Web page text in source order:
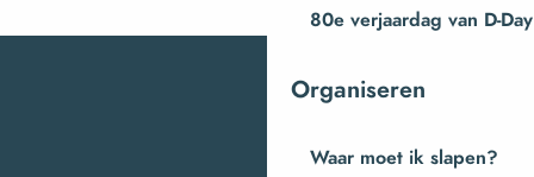
80e verjaardag van D-Day
Organiseren
Waar moet ik slapen?